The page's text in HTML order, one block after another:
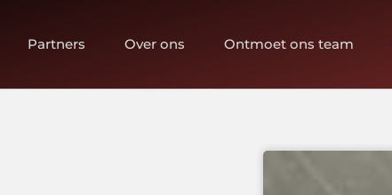
Partners Over ons Ontmoet ons team